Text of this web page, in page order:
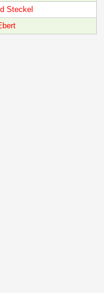
Steckel